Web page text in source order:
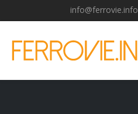
info@ferrovie.info